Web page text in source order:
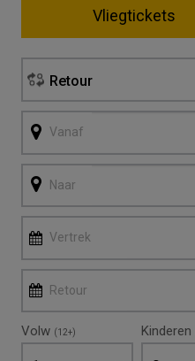
Vliegtickets
Retour
Vanaf
Naar
Vertrek
Retour
Volw (12+) Kinderen